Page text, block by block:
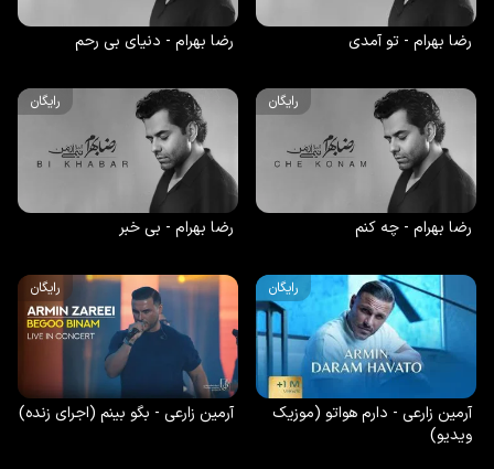
رضا بهرام - تو آمدی رضا بهرام - دنیای بی رحم
رایگان
رضا بهرام - چه کنم
رایگان
رضا بهرام - بی خبر
رایگان
آرمین زارعی - دارم هواتو (موزیک
ویدیو)
رایگان
آرمین زارعی - بگو بینم (اجرای زنده)